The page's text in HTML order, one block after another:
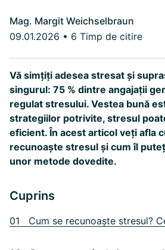
Mag. Margit Weichselbraun
09.01.2026 • 6 Timp de citire
Vă simțiți adesea stresat și
singurul: 75 % dintre angajații
regulat stresului. Vestea bună
strategiilor potrivite, stresul
eficient. În acest articol veți afla
recunoaște stresul și cum îl
unor metode dovedite.
Cuprins